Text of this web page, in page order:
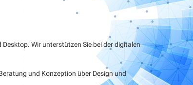
Wir unterstützen Sie bei der digitalen
und Konzeption über Design und